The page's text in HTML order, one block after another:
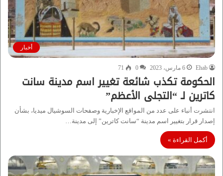
أخبار
Ehab 6 مارس، 2023 0
71
الحكومة تكذب شائعة تغيير اسم مدينة سانت
كاترين لـ “التجلى الأعظم”
انتشرت أنباء على عدد من المواقع الإخبارية وصفحات السوشيال ميديا، بشأن
إصدار قرار بتغيير اسم مدينة “سانت كاترين” إلى مدينة…
أكمل القراءة »